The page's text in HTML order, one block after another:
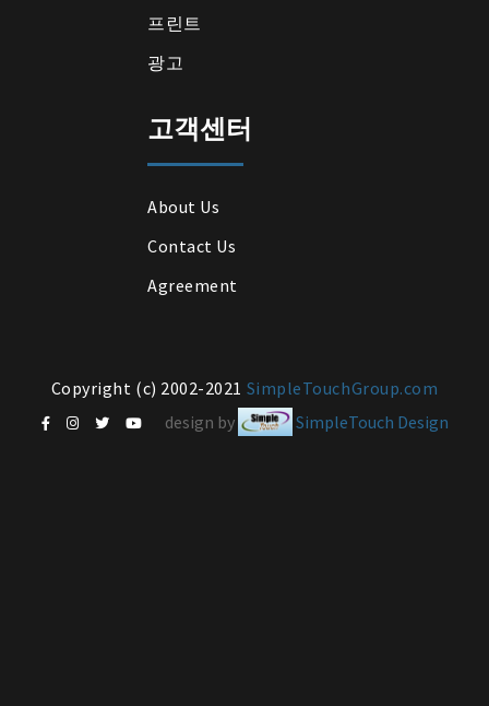
프린트
광고
고객센터
About Us
Contact Us
Agreement
Copyright (c) 2002-2021 SimpleTouchGroup.com
design by
SimpleTouch Design